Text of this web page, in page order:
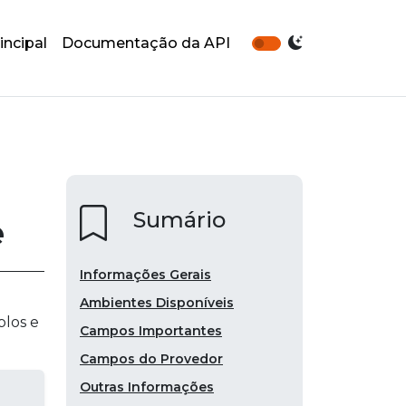
Documentação da API
e
Sumário
Informações Gerais
Ambientes Disponíveis
Campos Importantes
Campos do Provedor
Outras Informações